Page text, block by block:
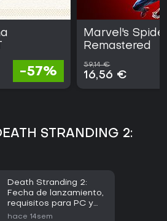
-57%
Marvel's
Remastered
59,14 €
16,56 €
STRANDING 2:
Death Stranding 2:
Fecha de lanzamiento,
requisitos para PC y
precio
hace 14sem